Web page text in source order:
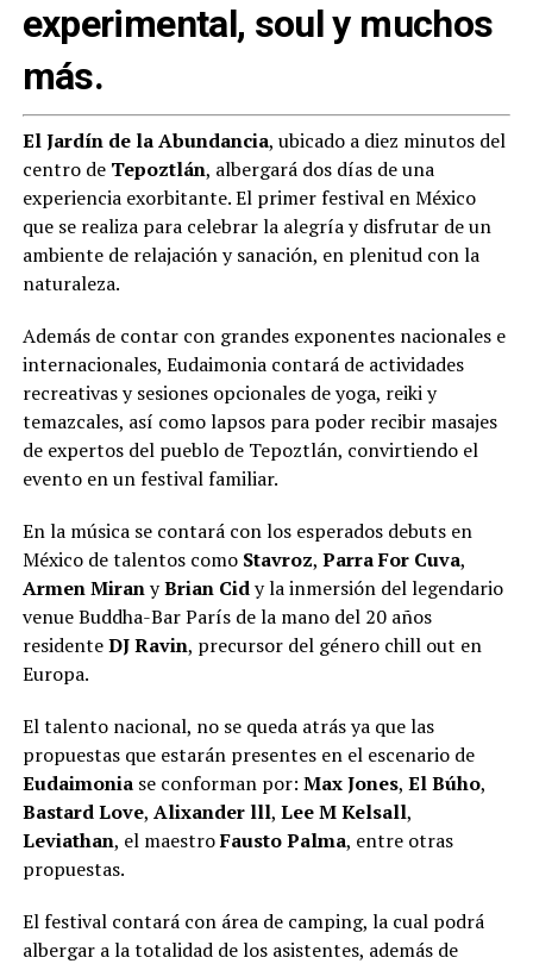
experimental, soul y muchos
más.
El Jardín de la Abundancia, ubicado a diez minutos del
centro de Tepoztlán, albergará dos días de una
experiencia exorbitante. El primer festival en México
que se realiza para celebrar la alegría y disfrutar de un
ambiente de relajación y sanación, en plenitud con la
naturaleza.
Además de contar con grandes exponentes nacionales e
internacionales, Eudaimonia contará de actividades
recreativas y sesiones opcionales de yoga, reiki y
temazcales, así como lapsos para poder recibir masajes
de expertos del pueblo de Tepoztlán, convirtiendo el
evento en un festival familiar.
En la música se contará con los esperados debuts en
México de talentos como Stavroz, Parra For Cuva,
Armen MiranyBrian Cidy la inmersión del legendario
venue Buddha-Bar París de la mano del 20 años
residenteDJ Ravin, precursor del género chill out en
Europa.
El talento nacional, no se queda atrás ya que las
propuestas que estarán presentes en el escenario de
Eudaimoniase conforman por: Max Jones, El Búho,
Bastard Love, Alixander lll, Lee M Kelsall,
Leviathan, el maestroFausto Palma, entre otras
propuestas.
El festival contará con área de camping, la cual podrá
albergar a la totalidad de los asistentes, además de